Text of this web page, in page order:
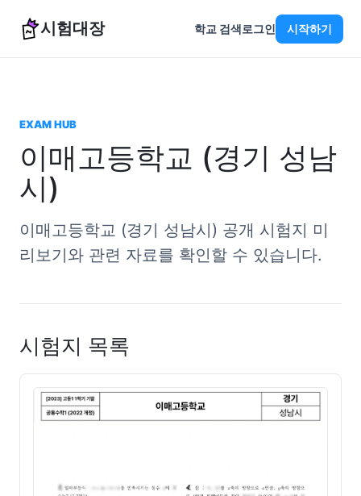
시험대장 학교 검색로그인 시작하기
EXAM HUB
이매고등학교 (경기 성남
시)
이매고등학교 (경기 성남시) 공개 시험지 미
리보기와 관련 자료를 확인할 수 있습니다.
시험지 목록